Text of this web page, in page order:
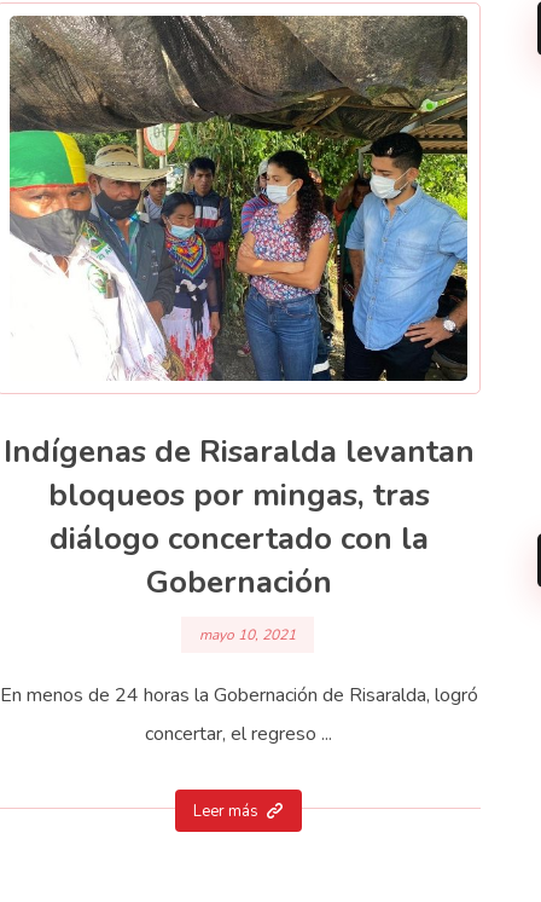
Indígenas de Risaralda levantan
bloqueos por mingas, tras
diálogo concertado con la
Gobernación
mayo 10, 2021
En menos de 24 horas la Gobernación de Risaralda, logró
concertar, el regreso ...
Leer más